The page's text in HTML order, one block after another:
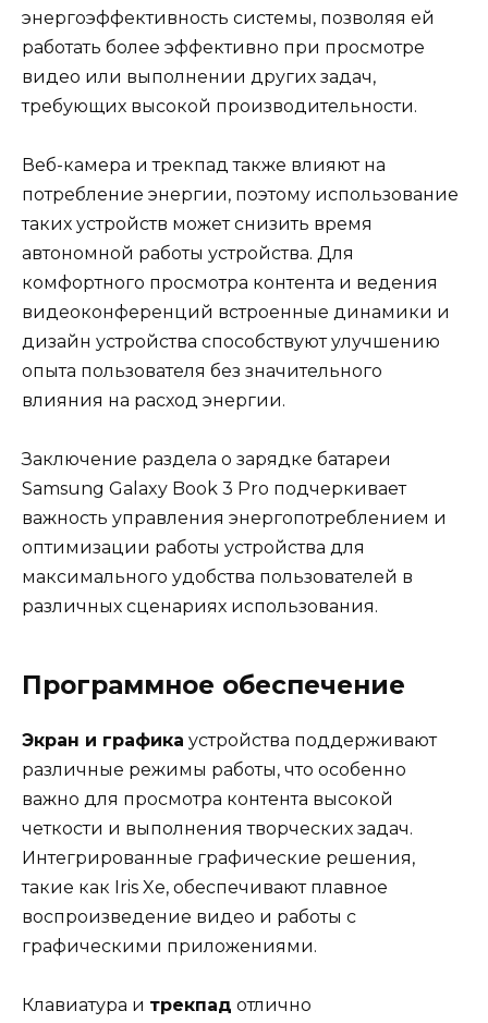
энергоэффективность системы, позволяя ей
работать более эффективно при просмотре
видео или выполнении других задач,
требующих высокой производительности.
Веб-камера и трекпад также влияют на
потребление энергии, поэтому использование
таких устройств может снизить время
автономной работы устройства. Для
комфортного просмотра контента и ведения
видеоконференций встроенные динамики и
дизайн устройства способствуют улучшению
опыта пользователя без значительного
влияния на расход энергии.
Заключение раздела о зарядке батареи
Samsung Galaxy Book 3 Pro подчеркивает
важность управления энергопотреблением и
оптимизации работы устройства для
максимального удобства пользователей в
различных сценариях использования.
Программное обеспечение
Экран и графика устройства поддерживают
различные режимы работы, что особенно
важно для просмотра контента высокой
четкости и выполнения творческих задач.
Интегрированные графические решения,
такие как Iris Xe, обеспечивают плавное
воспроизведение видео и работы с
графическими приложениями.
Клавиатура и трекпад отлично